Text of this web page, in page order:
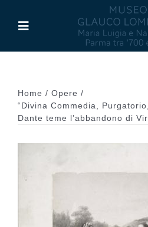
contenuto
Toggle
Maria Luigia d’Asburgo
Glauco Lombardi
Palazzo di Riserva
Home
Opere
“Divina Commedia,
Dante teme l’abbandono di